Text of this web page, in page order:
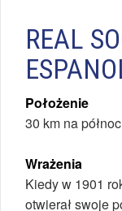
REAL
Położenie
30 km na
Wrażenia
Kiedy w 1901
otwierał swoje